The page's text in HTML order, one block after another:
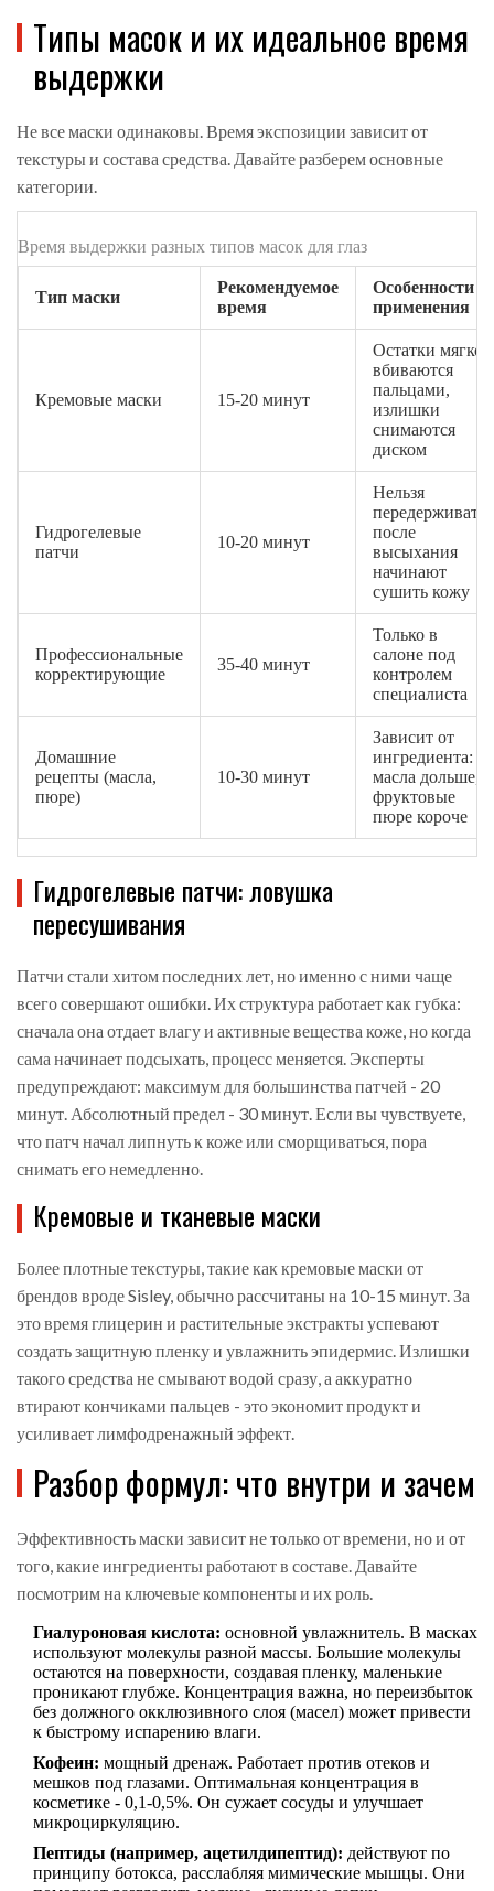
Типы масок и их идеальное время
выдержки
Не все маски одинаковы. Время экспозиции зависит от
текстуры и состава средства. Давайте разберем основные
категории.
Время выдержки разных типов масок для глаз
Тип маски
Рекомендуемое
время
Особенности
применения
Кремовые маски 15-20 минут
Остатки мягко
вбиваются
пальцами,
излишки
снимаются
диском
Гидрогелевые
патчи
10-20 минут
Нельзя
передерживать:
после
высыхания
начинают
сушить кожу
Профессиональные
корректирующие
35-40 минут
Только в
салоне под
контролем
специалиста
Домашние
рецепты (масла,
пюре)
10-30 минут
Зависит от
ингредиента:
масла дольше,
фруктовые
пюре короче
Гидрогелевые патчи: ловушка
пересушивания
Патчи стали хитом последних лет, но именно с ними чаще
всего совершают ошибки. Их структура работает как губка:
сначала она отдает влагу и активные вещества коже, но когда
сама начинает подсыхать, процесс меняется. Эксперты
предупреждают: максимум для большинства патчей - 20
минут. Абсолютный предел - 30 минут. Если вы чувствуете,
что патч начал липнуть к коже или сморщиваться, пора
снимать его немедленно.
Кремовые и тканевые маски
Более плотные текстуры, такие как кремовые маски от
брендов вроде Sisley, обычно рассчитаны на 10-15 минут. За
это время глицерин и растительные экстракты успевают
создать защитную пленку и увлажнить эпидермис. Излишки
такого средства не смывают водой сразу, а аккуратно
втирают кончиками пальцев - это экономит продукт и
усиливает лимфодренажный эффект.
Разбор формул: что внутри и зачем
Эффективность маски зависит не только от времени, но и от
того, какие ингредиенты работают в составе. Давайте
посмотрим на ключевые компоненты и их роль.
Гиалуроновая кислота: основной увлажнитель. В масках
используют молекулы разной массы. Большие молекулы
остаются на поверхности, создавая пленку, маленькие
проникают глубже. Концентрация важна, но переизбыток
без должного окклюзивного слоя (масел) может привести
к быстрому испарению влаги.
Кофеин: мощный дренаж. Работает против отеков и
мешков под глазами. Оптимальная концентрация в
косметике - 0,1-0,5%. Он сужает сосуды и улучшает
микроциркуляцию.
Пептиды (например, ацетилдипептид): действуют по
принципу ботокса, расслабляя мимические мышцы. Они